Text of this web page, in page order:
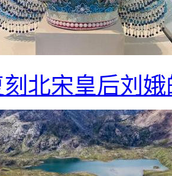
北宋皇后刘